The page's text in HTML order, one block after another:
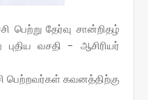
பெற்று தேர்வு சான்றிதழ்
வசதி - ஆசிரியர்
பெற்றவர்கள் கவனத்திற்கு